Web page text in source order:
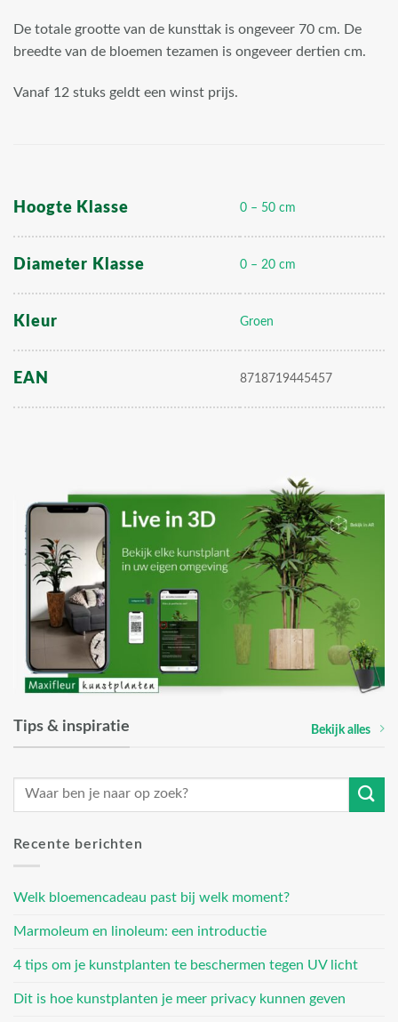
De totale grootte van de kunsttak is ongeveer 70 cm. De
breedte van de bloemen tezamen is ongeveer dertien cm.
Vanaf 12 stuks geldt een winst prijs.
Hoogte Klasse 0 – 50 cm
Diameter Klasse 0 – 20 cm
Kleur Groen
EAN 8718719445457
Tips & inspiratie Bekijk alles
Recente berichten
Welk bloemencadeau past bij welk moment?
Marmoleum en linoleum: een introductie
4 tips om je kunstplanten te beschermen tegen UV licht
Dit is hoe kunstplanten je meer privacy kunnen geven